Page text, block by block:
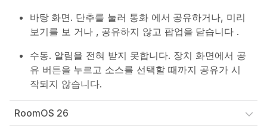
바탕 화면. 단추를 눌러 통화 에서 공유하거나, 미리
보기를 보 거나 , 공유하지 않고 팝업을 닫습니다 .
수동. 알림을 전혀 받지 못합니다. 장치 화면에서 공
유 버튼을 누르고 소스를 선택할 때까지 공유가 시
작되지 않습니다.
RoomOS 26